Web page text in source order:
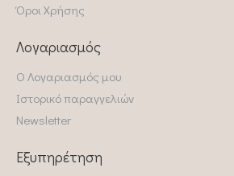
Όροι Χρήσης
Λογαριασμός
Ο Λογαριασμός μου
Ιστορικό παραγγελιών
Newsletter
Εξυπηρέτηση